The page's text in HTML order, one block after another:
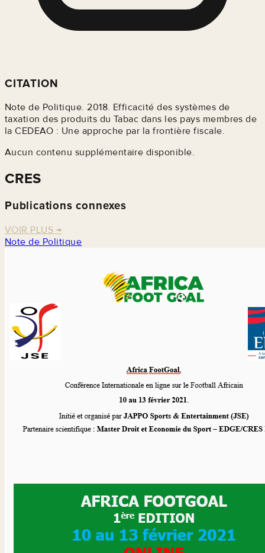
CITATION
Note de Politique. 2018. Efficacité des systèmes de
taxation des produits du Tabac dans les pays membres de
la CEDEAO : Une approche par la frontière fiscale.
Aucun contenu supplémentaire disponible.
CRES
Publications connexes
VOIR PLUS →
Note de Politique